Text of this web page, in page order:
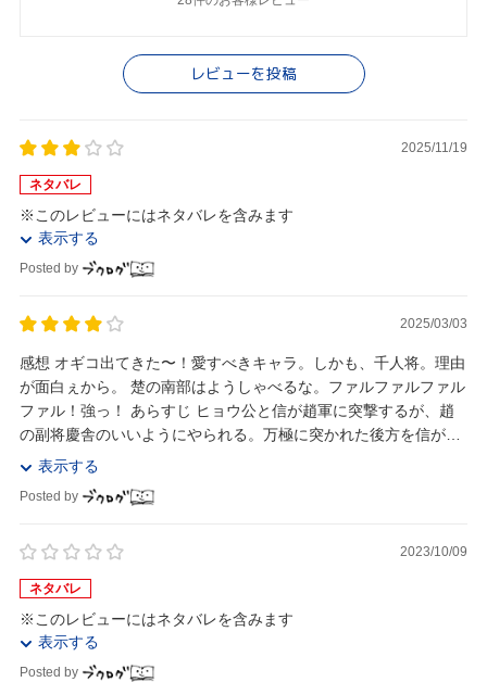
レビューを投稿
2025/11/19
ネタバレ
※このレビューにはネタバレを含みます
表示する
Posted by
2025/03/03
感想 オギコ出てきた〜！愛すべきキャラ。しかも、千人将。理由
が面白ぇから。 楚の南部はようしゃべるな。ファルファルファル
ファル！強っ！ あらすじ ヒョウ公と信が趙軍に突撃するが、趙
の副将慶舎のいいようにやられる。万極に突かれた後方を信が立
ち直す。 函谷関では魏が巨大井闌車...
表示する
Posted by
2023/10/09
ネタバレ
※このレビューにはネタバレを含みます
表示する
Posted by